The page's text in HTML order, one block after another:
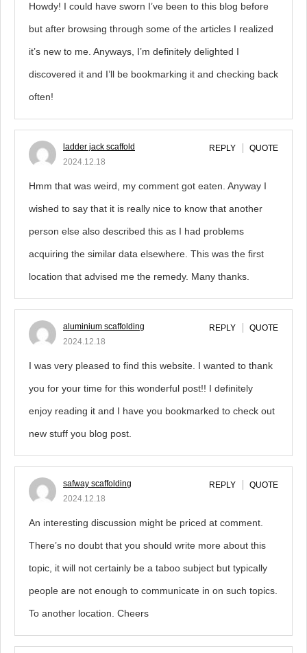
Howdy! I could have sworn I’ve been to this blog before
but after browsing through some of the articles I realized
it’s new to me. Anyways, I’m definitely delighted I
discovered it and I’ll be bookmarking it and checking back
often!
ladder jack scaffold
2024.12.18
REPLY QUOTE
Hmm that was weird, my comment got eaten. Anyway I
wished to say that it is really nice to know that another
person else also described this as I had problems
acquiring the similar data elsewhere. This was the first
location that advised me the remedy. Many thanks.
aluminium scaffolding
2024.12.18
REPLY QUOTE
I was very pleased to find this website. I wanted to thank
you for your time for this wonderful post!! I definitely
enjoy reading it and I have you bookmarked to check out
new stuff you blog post.
safway scaffolding
2024.12.18
REPLY QUOTE
An interesting discussion might be priced at comment.
There’s no doubt that you should write more about this
topic, it will not certainly be a taboo subject but typically
people are not enough to communicate in on such topics.
To another location. Cheers